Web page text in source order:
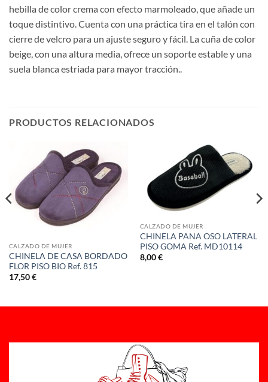
hebilla de color crema con efecto marmoleado, que añade un
toque distintivo. Cuenta con una práctica tira en el talón con
cierre de velcro para un ajuste seguro y fácil. La cuña de color
beige, con una altura media, ofrece un soporte estable y una
suela blanca estriada para mayor tracción..
PRODUCTOS RELACIONADOS
CALZADO DE MUJER
CHINELA DE CASA BORDADO
FLOR PISO BIO Ref. 815
17,50€
CALZADO DE MUJER
CHINELA PANA OSO LATERAL
PISO GOMA Ref. MD10114
8,00€